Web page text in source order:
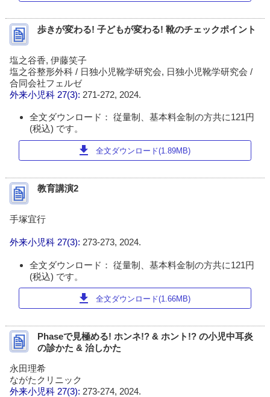
歩きが変わる! 子どもが変わる! 靴のチェックポイント
塩之谷香, 伊藤笑子
塩之谷整形外科 / 日独小児靴学研究会, 日独小児靴学研究会 /
合同会社フェルゼ
外来小児科 27(3): 271-272, 2024.
全文ダウンロード： 従量制、基本料金制の方共に121円
(税込) です。
download 全文ダウンロード(1.89MB)
教育講演2
手塚宜行
外来小児科 27(3): 273-273, 2024.
全文ダウンロード： 従量制、基本料金制の方共に121円
(税込) です。
download 全文ダウンロード(1.66MB)
Phaseで見極める! ホンネ!? & ホント!? の小児中耳炎
の診かた & 治しかた
永田理希
ながたクリニック
外来小児科 27(3): 273-274, 2024.